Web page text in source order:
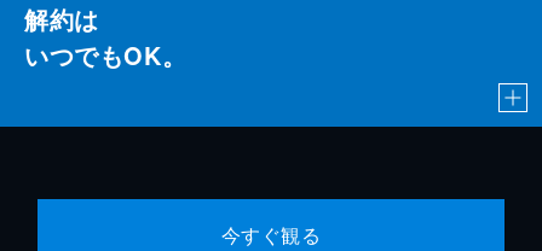
解約は
いつでもOK。
今すぐ観る